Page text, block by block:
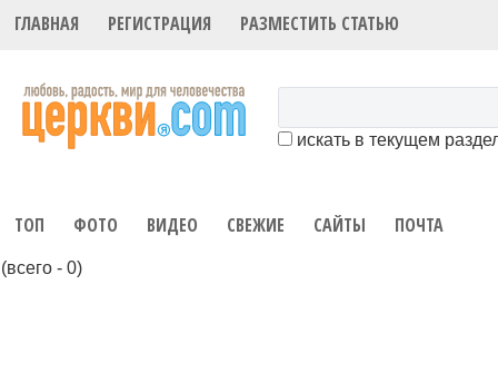
ГЛАВНАЯ РЕГИСТРАЦИЯ РАЗМЕСТИТЬ СТАТЬЮ
искать в текущем
ТОП ФОТО ВИДЕО СВЕЖИЕ САЙТЫ ПОЧТА
(всего - 0)